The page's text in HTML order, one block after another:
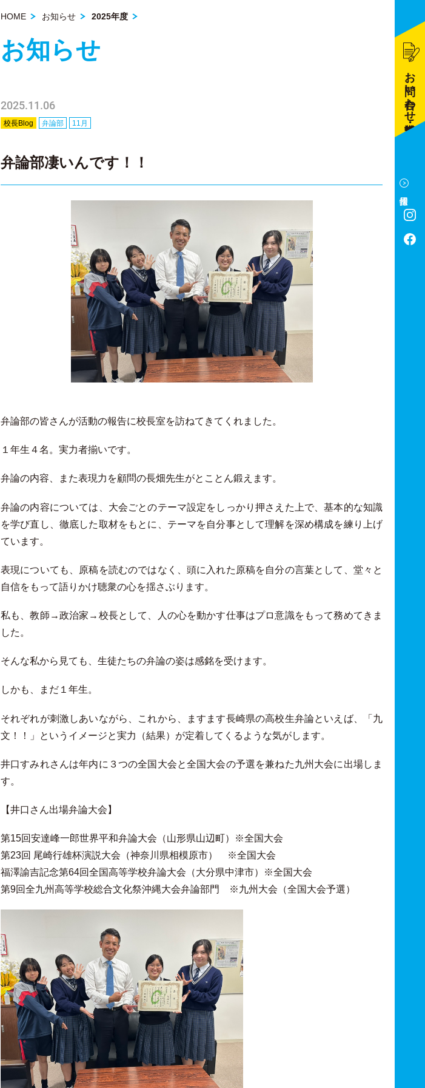
お問い合わせ・資料請求
HOME お知らせ 2025年度
お知らせ
2025.11.06
校長Blog 弁論部 11月
弁論部凄いんです！！
弁論部の皆さんが活動の報告に校長室を訪ねてきてくれました。
１年生４名。実力者揃いです。
弁論の内容、また表現力を顧問の長畑先生がとことん鍛えます。
弁論の内容については、大会ごとのテーマ設定をしっかり押さえた上で、基本的な知識
を学び直し、徹底した取材をもとに、テーマを自分事として理解を深め構成を練り上げ
ています。
表現についても、原稿を読むのではなく、頭に入れた原稿を自分の言葉として、堂々と
自信をもって語りかけ聴衆の心を揺さぶります。
私も、教師→政治家→校長として、人の心を動かす仕事はプロ意識をもって務めてきま
した。
そんな私から見ても、生徒たちの弁論の姿は感銘を受けます。
しかも、まだ１年生。
それぞれが刺激しあいながら、これから、ますます長崎県の高校生弁論といえば、「九
文！！」というイメージと実力（結果）が定着してくるような気がします。
井口すみれさんは年内に３つの全国大会と全国大会の予選を兼ねた九州大会に出場しま
す。
【井口さん出場弁論大会】
第15回安達峰一郎世界平和弁論大会（山形県山辺町）※全国大会
第23回 尾崎行雄杯演説大会（神奈川県相模原市） ※全国大会
福澤諭吉記念第64回全国高等学校弁論大会（大分県中津市）※全国大会
第9回全九州高等学校総合文化祭沖縄大会弁論部門 ※九州大会（全国大会予選）